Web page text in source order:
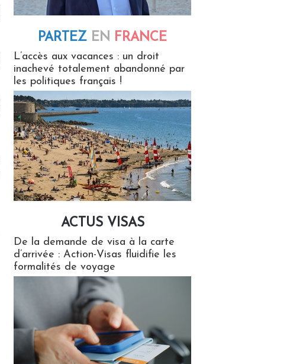
PARTEZ EN FRANCE
L’accès aux vacances : un droit
inachevé totalement abandonné par
les politiques français !
ACTUS VISAS
De la demande de visa à la carte
d’arrivée : Action-Visas fluidifie les
formalités de voyage